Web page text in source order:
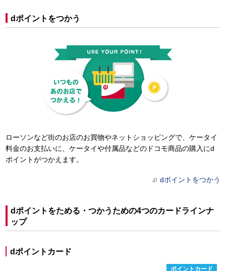
dポイントをつかう
ローソンなど街のお店のお買物やネットショッピングで、ケータイ
料金のお支払いに、ケータイや付属品などのドコモ商品の購入にd
ポイントがつかえます。
dポイントをつかう
dポイントをためる・つかうための4つのカードラインナ
ップ
dポイントカード
ポイントカード